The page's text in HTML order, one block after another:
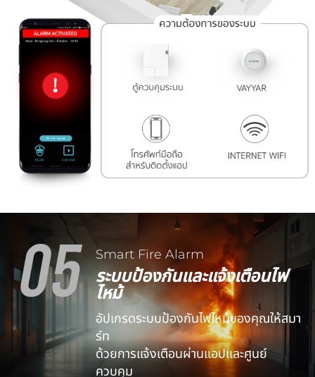
Smart Fire Alarm
ระบบป้องกันและแจ้งเตือนไฟ
ไหม้
อัปเกรดระบบป้องกันไฟไหม้ของคุณให้สมา
ร์ท
ด้วยการแจ้งเตือนผ่านแอปและศูนย์
ควบคุม